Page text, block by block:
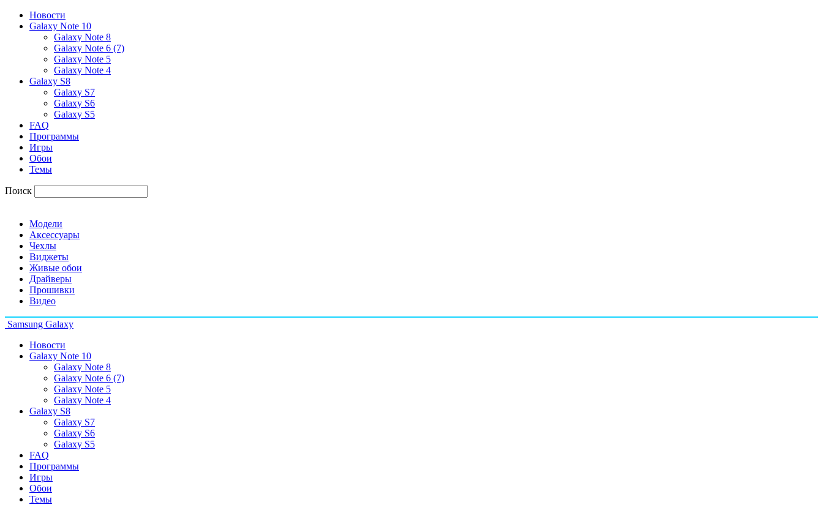
Новости
Galaxy Note 10
Galaxy Note 8
Galaxy Note 6 (7)
Galaxy Note 5
Galaxy Note 4
Galaxy S8
Galaxy S7
Galaxy S6
Galaxy S5
FAQ
Программы
Игры
Обои
Темы
Поиск
Модели
Аксессуары
Чехлы
Виджеты
Живые обои
Драйверы
Прошивки
Видео
Samsung Galaxy
Новости
Galaxy Note 10
Galaxy Note 8
Galaxy Note 6 (7)
Galaxy Note 5
Galaxy Note 4
Galaxy S8
Galaxy S7
Galaxy S6
Galaxy S5
FAQ
Программы
Игры
Обои
Темы